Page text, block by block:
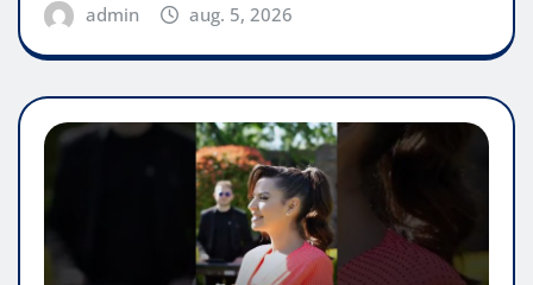
admin aug. 5, 2026